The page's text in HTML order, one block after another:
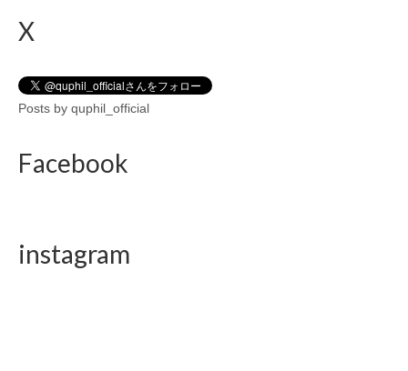
X
Posts by quphil_official
Facebook
instagram